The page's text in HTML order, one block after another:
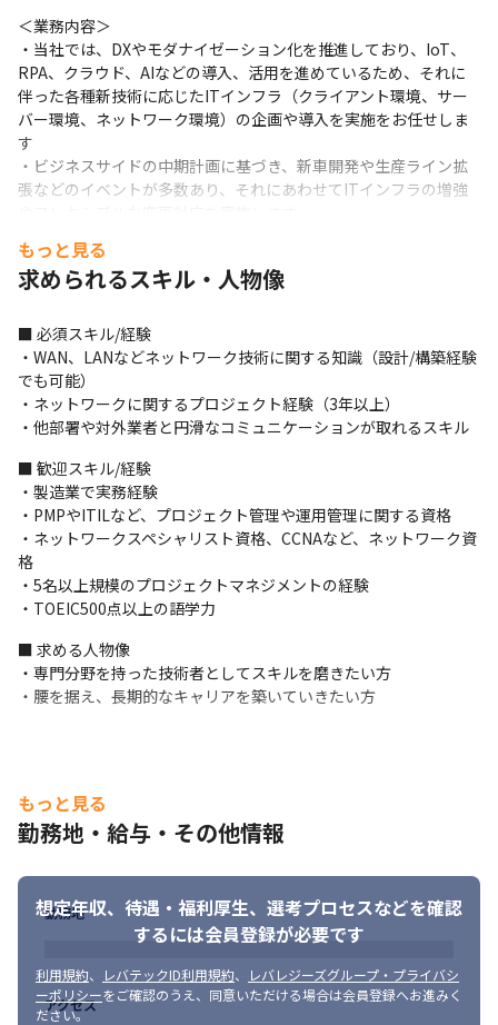
＜業務内容＞
・当社では、DXやモダナイゼーション化を推進しており、IoT、
RPA、クラウド、AIなどの導入、活用を進めているため、それに
伴った各種新技術に応じたITインフラ（クライアント環境、サー
バー環境、ネットワーク環境）の企画や導入を実施をお任せしま
す
・ビジネスサイドの中期計画に基づき、新車開発や生産ライン拡
張などのイベントが多数あり、それにあわせてITインフラの増強
クルに応じた老朽化更新プロジェクトも推進します
・業務遂行にあたっては、ネットワークのアウトソースベンダー
＜期待していること＞
将来的にIT推進部の中枢を担っていただける方を求めています。
■ この仕事の面白み、魅力
・当社は日産グループの上場企業です
・工場や開発部門との距離も近く、臨場感のあるロケーションで
上場企業でしかできないIT業務を経験できます
・日産自動車の情報システム部門と密な連携を図っており、ナレ
ッジや技術を学ぶ機会が多くあります
もっと見る
求められるスキル・人物像
■ 必須スキル/経験
・WAN、LANなどネットワーク技術に関する知識（設計/構築経験
でも可能）
・ネットワークに関するプロジェクト経験（3年以上）
・他部署や対外業者と円滑なコミュニケーションが取れるスキル
■ 歓迎スキル/経験
・製造業で実務経験
・PMPやITILなど、プロジェクト管理や運用管理に関する資格
・ネットワークスペシャリスト資格、CCNAなど、ネットワーク資
格
・5名以上規模のプロジェクトマネジメントの経験
・TOEIC500点以上の語学力
■ 求める人物像
・専門分野を持った技術者としてスキルを磨きたい方
・腰を据え、長期的なキャリアを築いていきたい方
もっと見る
勤務地・給与・その他情報
想定年収、待遇・福利厚生、 選考プロセスなどを確認
するには会員登録が必要です
利用規約、 レバテックID利用規約、
レバレジーズグループ・プライバシ
ーポリシーをご確認のうえ、同意いただける場合は会員登録へお進みく
ださい。
勤務地
アクセス